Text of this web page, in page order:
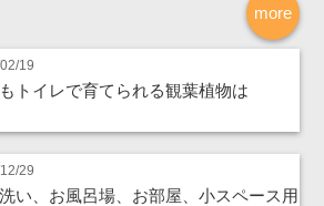
more
19
トイレで育てられる観葉植物は
29
い、お風呂場、お部屋、小スペース用